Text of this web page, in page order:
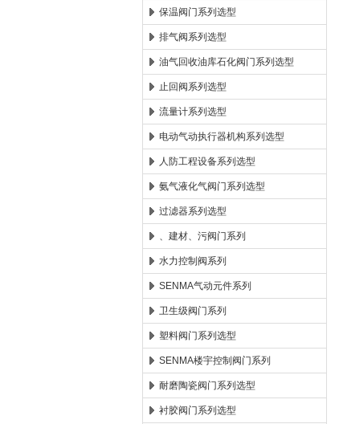
保温阀门系列选型
排气阀系列选型
油气回收油库石化阀门系列选型
止回阀系列选型
流量计系列选型
电动气动执行器机构系列选型
人防工程设备系列选型
氨气液化气阀门系列选型
过滤器系列选型
、建材、污阀门系列
水力控制阀系列
SENMA气动元件系列
卫生级阀门系列
塑料阀门系列选型
SENMA楼宇控制阀门系列
耐磨陶瓷阀门系列选型
衬胶阀门系列选型